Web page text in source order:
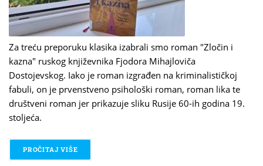
Za treću preporuku klasika izabrali smo roman "Zločin i
kazna" ruskog književnika Fjodora Mihajloviča
Dostojevskog. Iako je roman izgrađen na kriminalističkoj
fabuli, on je prvenstveno psihološki roman, roman lika te
društveni roman jer prikazuje sliku Rusije 60-ih godina 19.
stoljeća.
PROČITAJ VIŠE